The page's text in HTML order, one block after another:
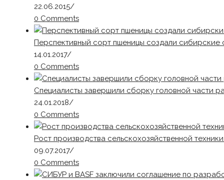
22.06.2015/
0 Comments
Перспективный сорт пшеницы создали сибирские
14.01.2017/
0 Comments
Специалисты завершили сборку головной части
24.01.2018/
0 Comments
Рост производства сельскохозяйственной
09.07.2017/
0 Comments